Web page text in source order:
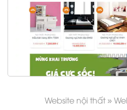
Website nội thất»